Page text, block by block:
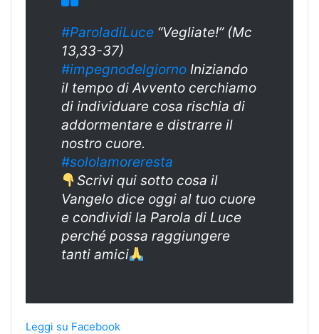
#ParoladiLuce “Vegliate!” (Mc
13,33-37)
#impegnodelgiorno Iniziando
il tempo di Avvento cerchiamo
di individuare cosa rischia di
addormentare e distrarre il
nostro cuore.
#sololamoreresta
Scrivi qui sotto cosa il
Vangelo dice oggi al tuo cuore
e condividi la Parola di Luce
perché possa raggiungere
tanti amici
Leggi su Facebook